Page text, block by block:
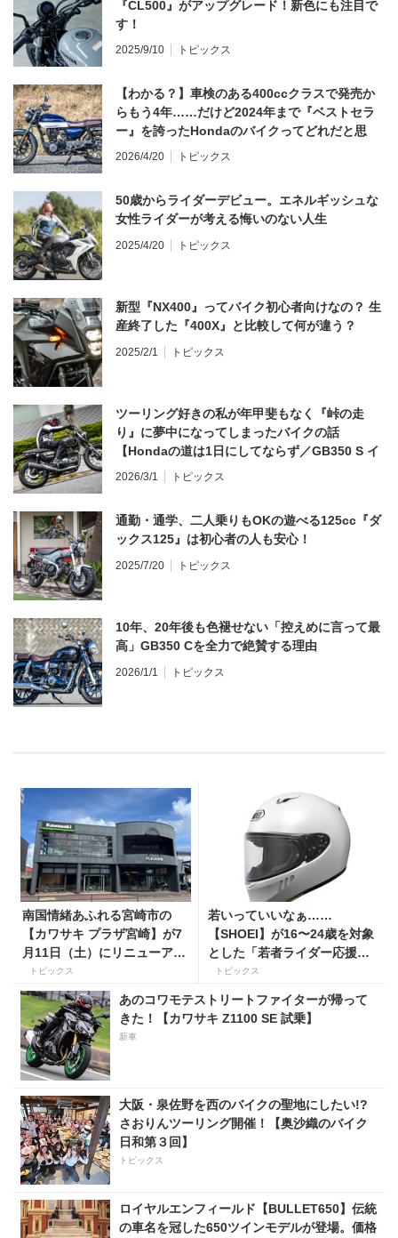
『CL500』がアップグレード！新色にも注目で
す！
2025/9/10 トピックス
【わかる？】車検のある400ccクラスで発売か
らもう4年……だけど2024年まで『ベストセラ
ー』を誇ったHondaのバイクってどれだと思
う？
2026/4/20 トピックス
50歳からライダーデビュー。エネルギッシュな
女性ライダーが考える悔いのない人生
2025/4/20 トピックス
新型『NX400』ってバイク初心者向けなの？ 生
産終了した『400X』と比較して何が違う？
2025/2/1 トピックス
ツーリング好きの私が年甲斐もなく『峠の走
り』に夢中になってしまったバイクの話
【Hondaの道は1日にしてならず／GB350 S イ
ンプレ・レビュー 前編】
2026/3/1 トピックス
通勤・通学、二人乗りもOKの遊べる125cc『ダ
ックス125』は初心者の人も安心！
2025/7/20 トピックス
10年、20年後も色褪せない「控えめに言って最
高」GB350 Cを全力で絶賛する理由
2026/1/1 トピックス
南国情緒あふれる宮崎市の
【カワサキ プラザ宮崎】が7
月11日（土）にリニューアル
オープン！
トピックス
若いっていいなぁ……
【SHOEI】が16〜24歳を対象
とした「若者ライダー応援キ
ャンペーン」を実施
トピックス
あのコワモテストリートファイターが帰って
きた！【カワサキ Z1100 SE 試乗】
新車
大阪・泉佐野を西のバイクの聖地にしたい!?
さおりんツーリング開催！【奥沙織のバイク
日和第３回】
トピックス
ロイヤルエンフィールド【BULLET650】伝統
の車名を冠した650ツインモデルが登場。価格